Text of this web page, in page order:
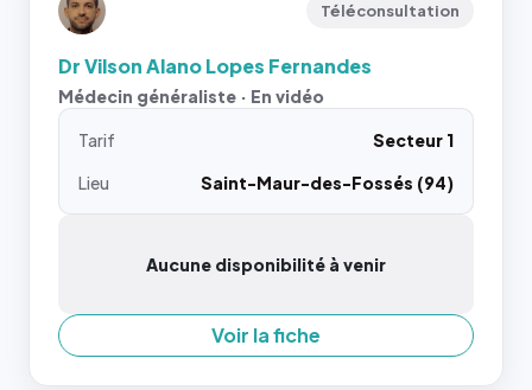
Téléconsultation
Dr Vilson Alano Lopes Fernandes
Médecin généraliste · En vidéo
Tarif
Secteur 1
Lieu
Saint-Maur-des-Fossés (94)
Aucune disponibilité à venir
Voir la fiche